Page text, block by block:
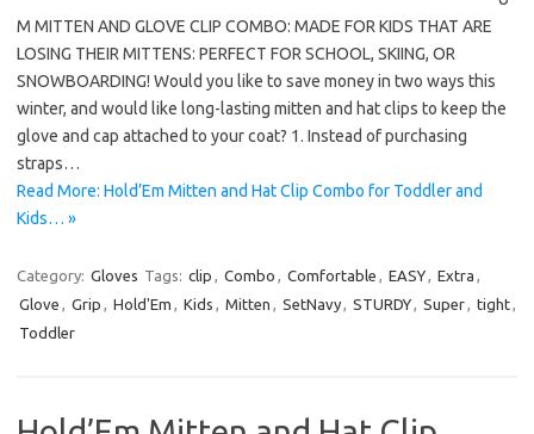
M MITTEN AND GLOVE CLIP COMBO: MADE FOR KIDS THAT ARE
LOSING THEIR MITTENS: PERFECT FOR SCHOOL, SKIING, OR
SNOWBOARDING! Would you like to save money in two ways this
winter, and would like long-lasting mitten and hat clips to keep the
glove and cap attached to your coat? 1. Instead of purchasing
straps…
Read More: Hold’Em Mitten and Hat Clip Combo for Toddler and
Kids… »
Category: Gloves Tags: clip , Combo , Comfortable , EASY, Extra ,
Glove , Grip , Hold'Em , Kids , Mitten , SetNavy, STURDY, Super, tight,
Toddler